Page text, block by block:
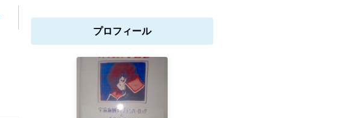
プロフィール